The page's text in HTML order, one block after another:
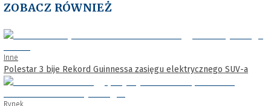
ZOBACZ RÓWNIEŻ
Inne
Polestar 3 bije Rekord Guinnessa zasięgu elektrycznego SUV-a
Rynek